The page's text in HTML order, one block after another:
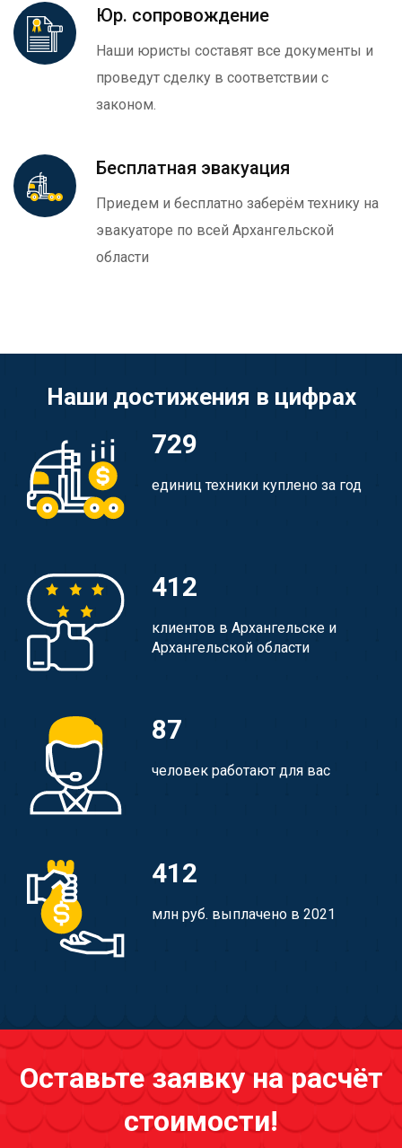
Юр. сопровождение
Наши юристы составят все документы и
проведут сделку в соответствии с
законом.
Бесплатная эвакуация
Приедем и бесплатно заберём технику на
эвакуаторе по всей Архангельской
области
Наши достижения в цифрах
729
единиц техники куплено за год
412
клиентов в Архангельске и
Архангельской области
87
человек работают для вас
412
млн руб. выплачено в 2021
Оставьте заявку на расчёт
стоимости!